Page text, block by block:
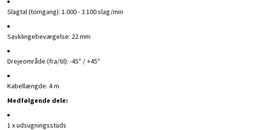
Slagtal (tomgang): 1.000 - 3.100 slag/min
Savklingebevægelse: 22 mm
Drejeområde (fra/til): -45° / +45°
Kabellængde: 4 m
Medfølgende dele:
1 x udsugningsstuds